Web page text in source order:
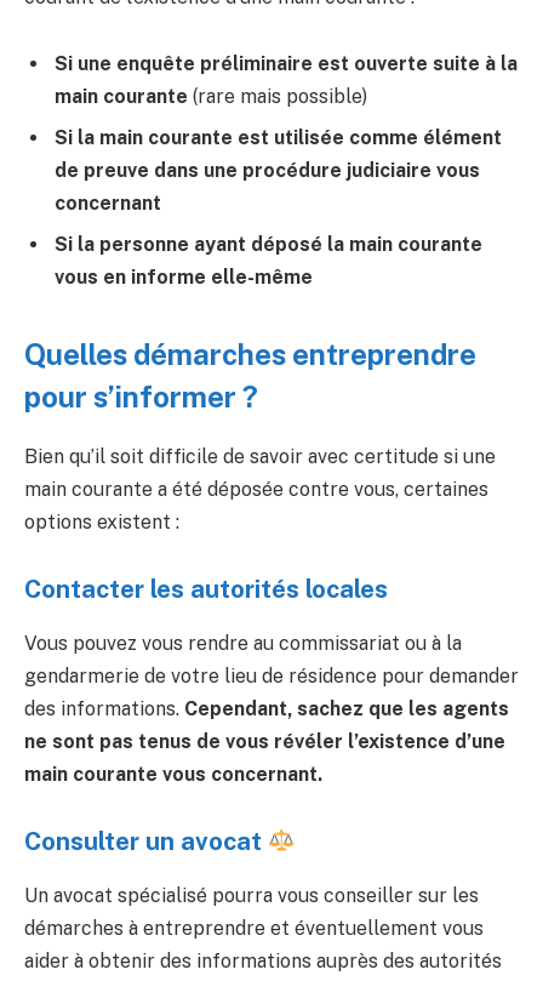
Si une enquête préliminaire est ouverte suite à la
main courante (rare mais possible)
Si la main courante est utilisée comme élément
de preuve dans une procédure judiciaire vous
concernant
Si la personne ayant déposé la main courante
vous en informe elle-même
Quelles démarches entreprendre
pour s’informer ?
Bien qu’il soit difficile de savoir avec certitude si une
main courante a été déposée contre vous, certaines
options existent :
Contacter les autorités locales
Vous pouvez vous rendre au commissariat ou à la
gendarmerie de votre lieu de résidence pour demander
des informations. Cependant, sachez que les agents
ne sont pas tenus de vous révéler l’existence d’une
main courante vous concernant.
Consulter un avocat ‍
Un avocat spécialisé pourra vous conseiller sur les
démarches à entreprendre et éventuellement vous
aider à obtenir des informations auprès des autorités